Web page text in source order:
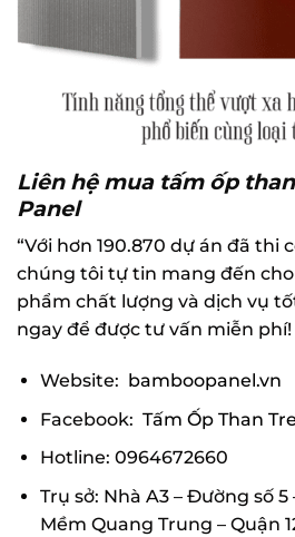
Liên hệ mua tấm ốp
Panel
“Với hơn 190.870 dự án đã thi
chúng tôi tự tin mang đến
phẩm chất lượng và dịch vụ
ngay để được tư vấn miễn phí!
Website: bamboopanel.vn
Facebook: Tấm Ốp Than Tre
Hotline: 0964672660
Trụ sở: Nhà A3 – Đường số
Mềm Quang Trung – Quận